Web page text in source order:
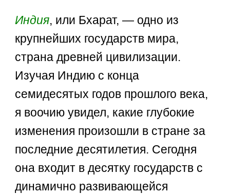
Индия, или Бхарат, — одно из
крупнейших государств мира,
страна древней цивилизации.
Изучая Индию с конца
семидесятых годов прошлого века,
я воочию увидел, какие глубокие
изменения произошли в стране за
последние десятилетия. Сегодня
она входит в десятку государств с
динамично развивающейся